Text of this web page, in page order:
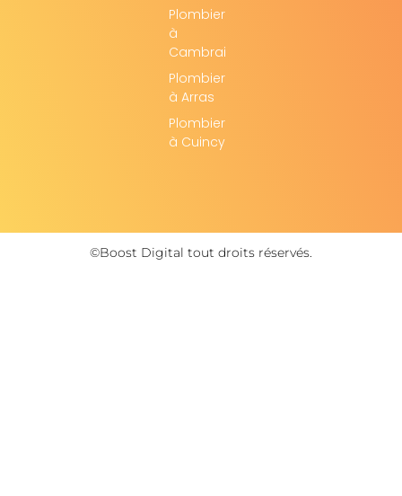
Plombier
à
Cambrai
Plombier
à Arras
Plombier
à Cuincy
©Boost Digital tout droits réservés.